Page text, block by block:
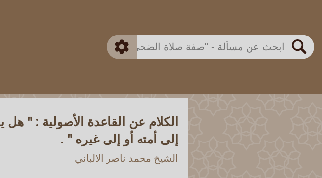
بحث
اللجنة الدائمة
متقدم
الكلام عن القاعدة الأصولية : "
إلى أمته أو إلى غيره " .
الشيخ محمد ناصر الالباني